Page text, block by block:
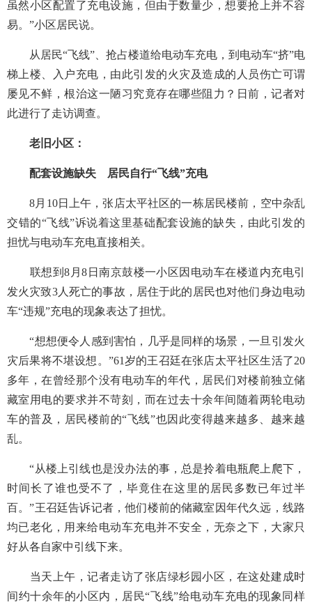
虽然小区配置了充电设施，但由于数量少，想要抢上并不容
易。”小区居民说。
从居民“飞线”、抢占楼道给电动车充电，到电动车“挤”电
梯上楼、入户充电，由此引发的火灾及造成的人员伤亡可谓
屡见不鲜，根治这一陋习究竟存在哪些阻力？日前，记者对
此进行了走访调查。
老旧小区：
配套设施缺失 居民自行“飞线”充电
8月10日上午，张店太平社区的一栋居民楼前，空中杂乱
交错的“飞线”诉说着这里基础配套设施的缺失，由此引发的
担忧与电动车充电直接相关。
联想到8月8日南京鼓楼一小区因电动车在楼道内充电引
发火灾致3人死亡的事故，居住于此的居民也对他们身边电动
车“违规”充电的现象表达了担忧。
“想想便令人感到害怕，几乎是同样的场景，一旦引发火
灾后果将不堪设想。”61岁的王召廷在张店太平社区生活了20
多年，在曾经那个没有电动车的年代，居民们对楼前独立储
藏室用电的要求并不苛刻，而在过去十余年间随着两轮电动
车的普及，居民楼前的“飞线”也因此变得越来越多、越来越
乱。
“从楼上引线也是没办法的事，总是拎着电瓶爬上爬下，
时间长了谁也受不了，毕竟住在这里的居民多数已年过半
百。”王召廷告诉记者，他们楼前的储藏室因年代久远，线路
均已老化，用来给电动车充电并不安全，无奈之下，大家只
好从各自家中引线下来。
当天上午，记者走访了张店绿杉园小区，在这处建成时
间约十余年的小区内，居民“飞线”给电动车充电的现象同样